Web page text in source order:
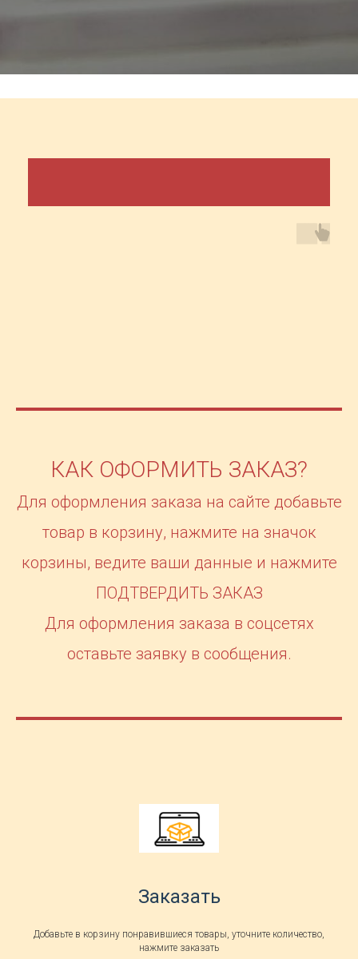
КАК ОФОРМИТЬ ЗАКАЗ?
Для оформления заказа на сайте добавьте
товар в корзину, нажмите на значок
корзины, ведите ваши данные и нажмите
ПОДТВЕРДИТЬ ЗАКАЗ
Для оформления заказа в соцсетях
оставьте заявку в сообщения.
Заказать
Добавьте в корзину понравившиеся товары, уточните количество,
нажмите заказать